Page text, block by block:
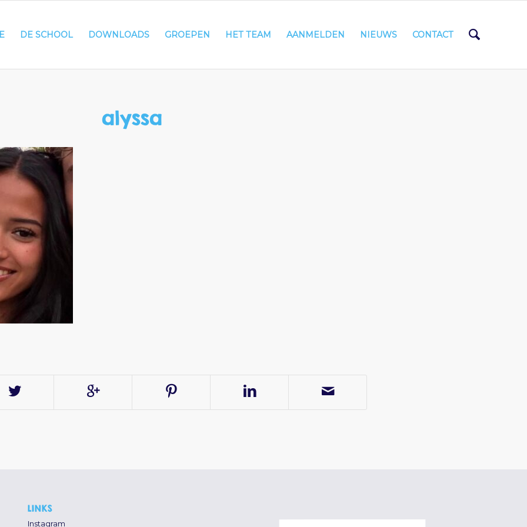
DE SCHOOL DOWNLOADS GROEPEN HET TEAM AANMELDEN NIEUWS CONTACT
alyssa
LINKS
Instagram